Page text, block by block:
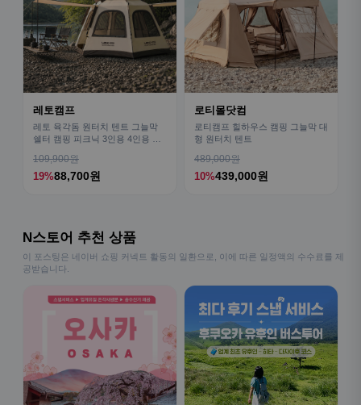
레토캠프
레토 육각돔 원터치 텐트 그늘막
쉘터 캠핑 피크닉 3인용 4인용 패
109,900원
19%88,700원
로티몰닷컴
로티캠프 힐하우스 캠핑 그늘막 대
형 원터치 텐트
489,000원
10%439,000원
N스토어 추천 상품
이 포스팅은 네이버 쇼핑 커넥트 활동의 일환으로, 이에 따른 일정액의 수수료를 제
공받습니다.